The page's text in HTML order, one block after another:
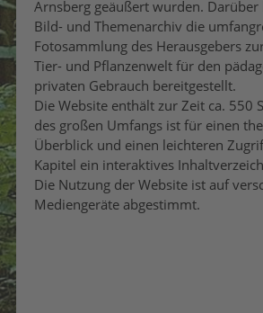
Arnsberg geäußert wurden.
Bild- und Themenarchiv die
Fotosammlung des Herausgebers
Tier- und Pflanzenwelt für den
privaten Gebrauch bereitgestellt.
Die Website enthält zur Zeit ca. 550
des großen Umfangs ist für einen
Überblick und einen leichteren
Kapitel ein interaktives
Die Nutzung der Website ist auf
Mediengeräte abgestimmt.